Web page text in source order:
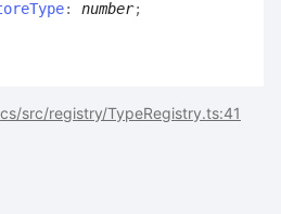
: number;
src/registry/TypeRegistry.ts:41